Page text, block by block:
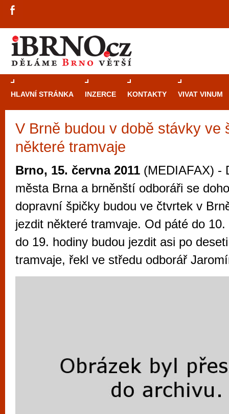
HLAVNÍ STRÁNKA INZERCE KONTAKTY VIVAT VINUM
V Brně budou v době stávky ve
některé tramvaje
Brno, 15. června 2011 (MEDIAFAX) -
města Brna a brněnští odboráři se
dopravní špičky budou ve čtvrtek v
jezdit některé tramvaje. Od páté do
do 19. hodiny budou jezdit asi po
tramvaje, řekl ve středu odborář
Průvodce
Brno je
zajímavé
restaurace,
Mimo jiné je ale také místem, kde si
vyzkoušet různé kasinové hry. V
metropoli naleznete širokou nabídku her
po moderní automaty jak pro pravidelné
příležitostné hráče. V...